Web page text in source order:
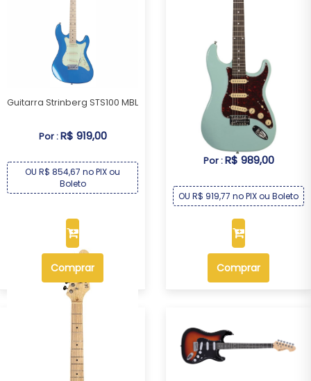
Guitarra Strinberg STS100 MBL
Por :R$ 919,00
OU R$ 854,67 no PIX ou
Boleto
Comprar
Guitarra Michael GM227N AB
Por :R$ 989,00
OU R$ 919,77 no PIX ou Boleto
Comprar